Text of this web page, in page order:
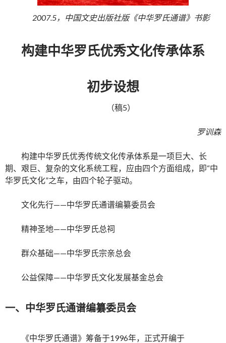
2007.5，中国文史出版社版《中华罗氏通谱》书影
构建中华罗氏优秀文化传承体系
初步设想
（稿5）
罗训森
构建中华罗氏优秀传统文化传承体系是一项巨大、长
期、艰巨、复杂的文化系统工程，应由四个方面组成，即“中
华罗氏文化”之车，由四个轮子驱动。
文化先行——中华罗氏通谱编纂委员会
精神圣地——中华罗氏总祠
群众基础——中华罗氏宗亲总会
公益保障——中华罗氏文化发展基金总会
一、中华罗氏通谱编纂委员会
《中华罗氏通谱》筹备于1996年，正式开编于